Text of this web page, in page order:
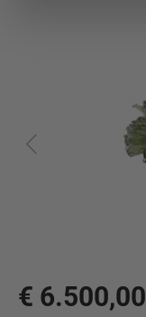
€ 6.500,00